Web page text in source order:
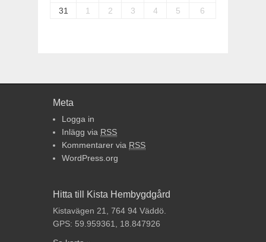
31
1 2 3 4 5 6
Meta
Logga in
Inlägg via RSS
Kommentarer via RSS
WordPress.org
Hitta till Kista Hembygdgård
Kistavägen 21, 764 94 Väddö.
GPS: 59.959361, 18.847926